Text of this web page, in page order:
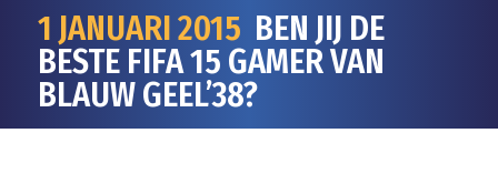
1 JANUARI 2015 BEN JIJ DE
BESTE FIFA 15 GAMER VAN
BLAUW GEEL’38?